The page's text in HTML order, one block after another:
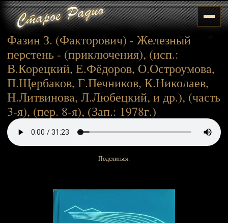
Фазин З. (Факторович) - Железный
перстень - (приключения), (исп.:
В.Корецкий, Е.Фёдоров, О.Остроумова,
П.Щербаков, Г.Печников, К.Николаев,
Н.Литвинова, Л.Любецкий, и др.), (часть
3-я), (пер. 8-я), (Зап.: 1978г.)
Поделиться: